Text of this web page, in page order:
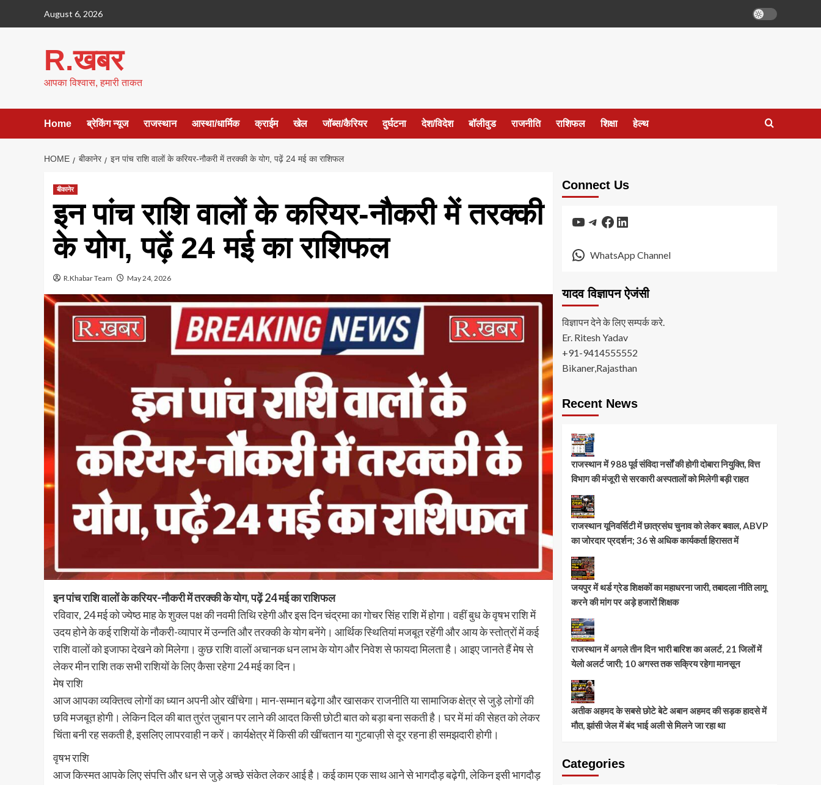
August 6, 2026
R.खबर
आपका विश्वास, हमारी ताकत
Home ब्रेकिंग न्यूज राजस्थान आस्था/धार्मिक क्राईम खेल जॉब्स/कैरियर दुर्घटना देश/विदेश बॉलीवुड राजनीति राशिफल शिक्षा हेल्थ
HOME बीकानेर इन पांच राशि वालों के करियर-नौकरी में तरक्की के योग, पढ़ें 24 मई का राशिफल
बीकानेर
इन पांच राशि वालों के करियर-नौकरी में तरक्की
के योग, पढ़ें 24 मई का राशिफल
R.Khabar Team May 24, 2026
इन पांच राशि वालों के करियर-नौकरी में तरक्की के योग, पढ़ें 24 मई का राशिफल
रविवार, 24 मई को ज्येष्ठ माह के शुक्ल पक्ष की नवमी तिथि रहेगी और इस दिन चंद्रमा का गोचर सिंह राशि में होगा। वहीं बुध के वृषभ राशि में
उदय होने के कई राशियों के नौकरी-व्यापार में उन्नति और तरक्की के योग बनेंगे। आर्थिक स्थितियां मजबूत रहेंगी और आय के स्तोत्रों में कई
राशि वालों को इजाफा देखने को मिलेगा। कुछ राशि वालों अचानक धन लाभ के योग और निवेश से फायदा मिलता है। आइए जानते हैं मेष से
लेकर मीन राशि तक सभी राशियों के लिए कैसा रहेगा 24 मई का दिन।
मेष राशि
आज आपका व्यक्तित्व लोगों का ध्यान अपनी ओर खींचेगा। मान-सम्मान बढ़ेगा और खासकर राजनीति या सामाजिक क्षेत्र से जुड़े लोगों की
छवि मजबूत होगी। लेकिन दिल की बात तुरंत ज़ुबान पर लाने की आदत किसी छोटी बात को बड़ा बना सकती है। घर में मां की सेहत को लेकर
चिंता बनी रह सकती है, इसलिए लापरवाही न करें। कार्यक्षेत्र में किसी की खींचतान या गुटबाज़ी से दूर रहना ही समझदारी होगी।
वृषभ राशि
आज किस्मत आपके लिए संपत्ति और धन से जुड़े अच्छे संकेत लेकर आई है। कई काम एक साथ आने से भागदौड़ बढ़ेगी, लेकिन इसी भागदौड़
Connect Us
YouTube
Telegram
Facebook
LinkedIn
WhatsApp Channel
यादव विज्ञापन ऐजंसी
विज्ञापन देने के लिए सम्पर्क करे.
Er. Ritesh Yadav
+91-9414555552
Bikaner,Rajasthan
Recent News
राजस्थान में 988 पूर्व संविदा नर्सों की होगी दोबारा नियुक्ति, वित्त
विभाग की मंजूरी से सरकारी अस्पतालों को मिलेगी बड़ी राहत
राजस्थान यूनिवर्सिटी में छात्रसंघ चुनाव को लेकर बवाल, ABVP
का जोरदार प्रदर्शन; 36 से अधिक कार्यकर्ता हिरासत में
जयपुर में थर्ड ग्रेड शिक्षकों का महाधरना जारी, तबादला नीति लागू
करने की मांग पर अड़े हजारों शिक्षक
राजस्थान में अगले तीन दिन भारी बारिश का अलर्ट, 21 जिलों में
येलो अलर्ट जारी; 10 अगस्त तक सक्रिय रहेगा मानसून
अतीक अहमद के सबसे छोटे बेटे अबान अहमद की सड़क हादसे में
मौत, झांसी जेल में बंद भाई अली से मिलने जा रहा था
Categories